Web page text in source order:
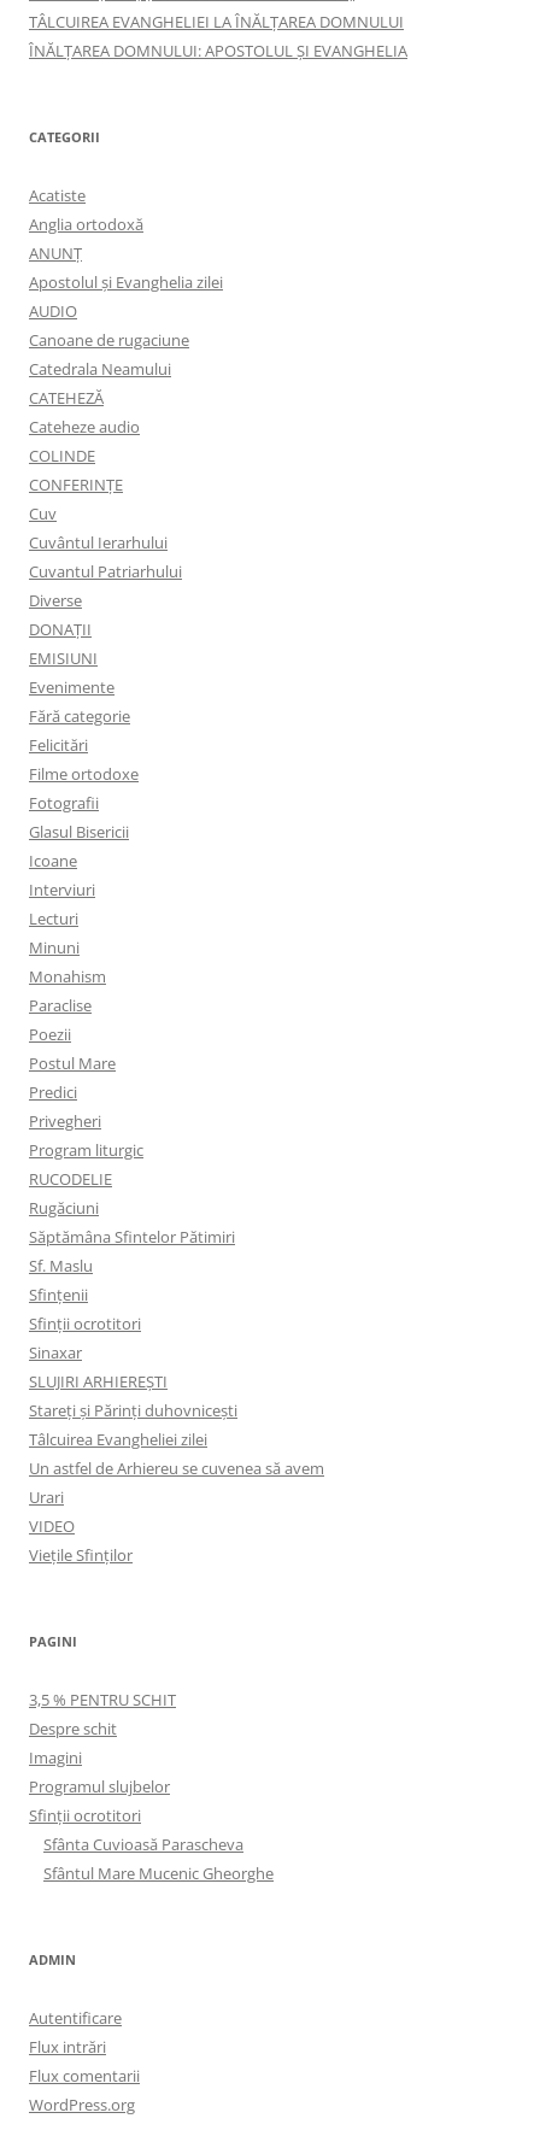
TÂLCUIREA EVANGHELIEI LA ÎNĂLŢAREA DOMNULUI
ÎNĂLŢAREA DOMNULUI: APOSTOLUL ȘI EVANGHELIA
CATEGORII
Acatiste
Anglia ortodoxă
ANUNŢ
Apostolul şi Evanghelia zilei
AUDIO
Canoane de rugaciune
Catedrala Neamului
CATEHEZĂ
Cateheze audio
COLINDE
CONFERINȚE
Cuv
Cuvântul Ierarhului
Cuvantul Patriarhului
Diverse
DONAȚII
EMISIUNI
Evenimente
Fără categorie
Felicitări
Filme ortodoxe
Fotografii
Glasul Bisericii
Icoane
Interviuri
Lecturi
Minuni
Monahism
Paraclise
Poezii
Postul Mare
Predici
Privegheri
Program liturgic
RUCODELIE
Rugăciuni
Săptămâna Sfintelor Pătimiri
Sf. Maslu
Sfințenii
Sfinții ocrotitori
Sinaxar
SLUJIRI ARHIEREȘTI
Stareți și Părinți duhovnicești
Tâlcuirea Evangheliei zilei
Un astfel de Arhiereu se cuvenea să avem
Urari
VIDEO
Viețile Sfinților
PAGINI
3,5 % PENTRU SCHIT
Despre schit
Imagini
Programul slujbelor
Sfinţii ocrotitori
Sfânta Cuvioasă Parascheva
Sfântul Mare Mucenic Gheorghe
ADMIN
Autentificare
Flux intrări
Flux comentarii
WordPress.org